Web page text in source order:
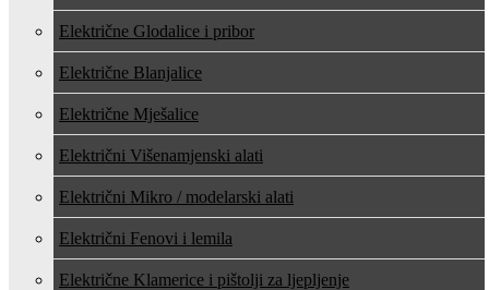
Električne Glodalice i pribor
Električne Blanjalice
Električne Mješalice
Električni Višenamjenski alati
Električni Mikro / modelarski alati
Električni Fenovi i lemila
Električne Klamerice i pištolji za ljepljenje